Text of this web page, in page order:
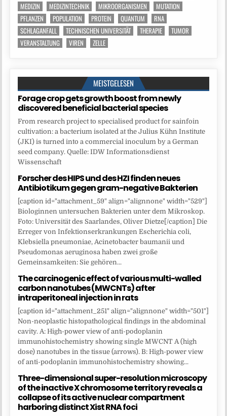
MEDIZIN
MEDIZINTECHNIK MIKROORGANISMEN
MUTATION
PFLANZEN
POPULATION PROTEIN QUANTUM
RNA
SCHLAGANFALL
TECHNISCHEN UNIVERSITÄT THERAPIE
TUMOR
VERANSTALTUNG
VIREN ZELLE
MEISTGELESEN
Forage crop gets growth boost from newly
discovered beneficial bacterial species
From research project to specialised product for sainfoin
cultivation: a bacterium isolated at the Julius Kühn Institute
(JKI) is turned into a commercial inoculum by a German
seed company. Quelle: IDW Informationsdienst
Wissenschaft
Forscher des HIPS und des HZI finden neues
Antibiotikum gegen gram-negative Bakterien
[caption id="attachment_59" align="alignnone" width="529"]
Biologinnen untersuchen Bakterien unter dem Mikroskop.
Foto: Universität des Saarlandes, Oliver Dietze[/caption] Die
Erreger von Infektionserkrankungen Escherichia coli,
Klebsiella pneumoniae, Acinetobacter baumanii und
Pseudomonas aeruginosa haben zwei große
Gemeinsamkeiten: Sie gehören...
The carcinogenic effect of various multi-walled
carbon nanotubes (MWCNTs) after
intraperitoneal injection in rats
[caption id="attachment_251" align="alignnone" width="501"]
Non-neoplastic histopathological findings in the abdominal
cavity. A: High-power view of anti-podoplanin
immunohistochemistry showing single MWCNT A (high
dose) nanotubes in the tissue (arrows). B: High-power view
of anti-podoplanin immunohistochemistry showing...
Three-dimensional super-resolution microscopy
of the inactive X chromosome territory reveals a
collapse of its active nuclear compartment
harboring distinct Xist RNA foci